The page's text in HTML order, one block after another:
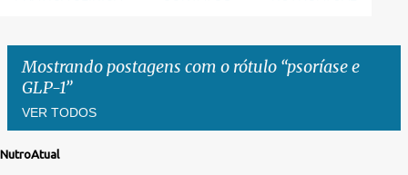
Mostrando postagens com o rótulo psoríase e
GLP-1
VER TODOS
NutroAtual